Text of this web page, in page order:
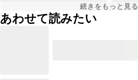
続きをもっと見る
あわせて読みたい